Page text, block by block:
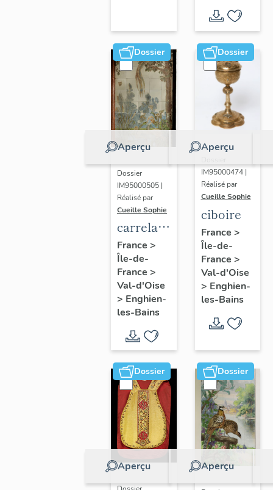
Dossier
Aperçu
Dossier
IM95000505 |
Réalisé par
Cueille Sophie
carrelage
mural
France >
Île-de-
France >
Val-d'Oise
> Enghien-
les-Bains
Dossier
Aperçu
IM95000474 |
Réalisé par
Cueille Sophie
ciboire
France >
Île-de-
France >
Val-d'Oise
> Enghien-
les-Bains
Dossier
Aperçu
Dossier
Aperçu